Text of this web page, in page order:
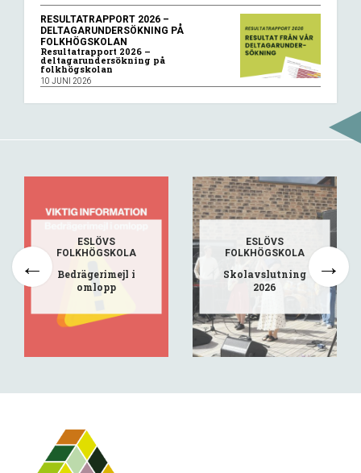
RESULTATRAPPORT 2026 –
DELTAGARUNDERSÖKNING PÅ
FOLKHÖGSKOLAN
Resultatrapport 2026 –
deltagarundersökning på
folkhögskolan
10 JUNI 2026
ESLÖVS
FOLKHÖGSKOLA
Bedrägerimejl i
omlopp
ESLÖVS
FOLKHÖGSKOLA
Skolavslutning
2026